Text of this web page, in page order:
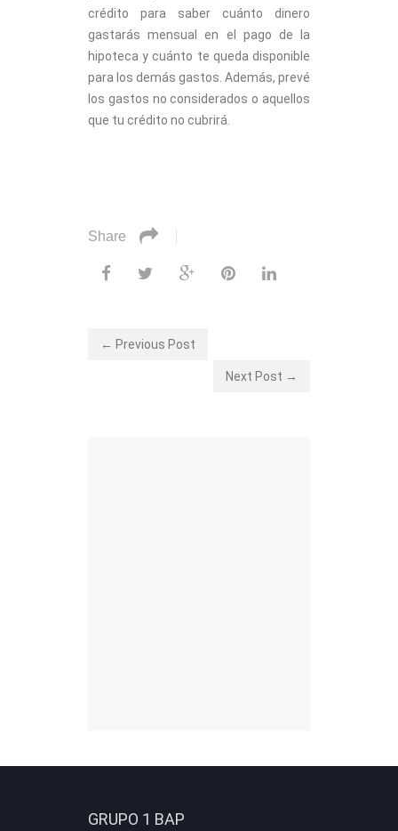
crédito para saber cuánto dinero
gastarás mensual en el pago de la
hipoteca y cuánto te queda disponible
para los demás gastos. Además, prevé
los gastos no considerados o aquellos
que tu crédito no cubrirá.
Share
← Previous Post
Next Post →
GRUPO 1 BAP